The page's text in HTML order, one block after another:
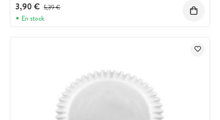
3,90 € Prix avant réduction :
5,39 €
En stock